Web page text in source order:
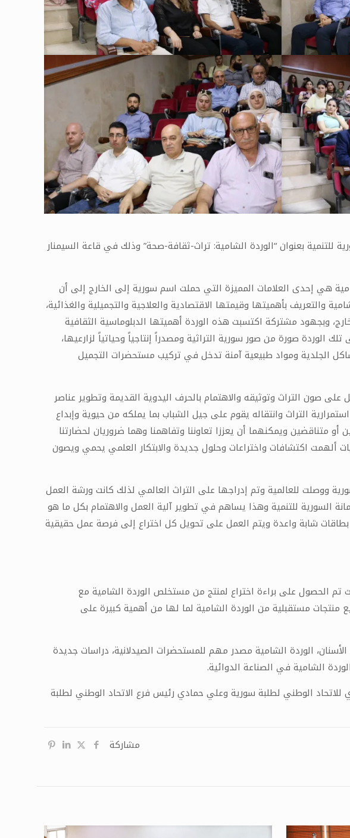
بعنوان “الوردة الشامية: تراث-ثقافة-صحة” وذلك في قاعة السيمنار
هي إحدى العلامات المميزة التي حملت اسم سورية إلى الخارج إلى أن
والتعريف بأهميتها وقيمتها الاقتصادية والعلاجية والتجميلية والغذائية،
وبجهود مشتركة اكتسبت هذه الوردة أهميتها الدبلوماسية الثقافية
صورة من صور سورية التراثية ومصدراً إنتاجياً وحياتياً لزارعيها،
الجلدية ومواد طبيعية آمنة تدخل في تركيب مستحضرات التجميل
على صون التراث وتوثيقه والاهتمام بالحرف اليدوية القديمة وتطوير عناصر
التراث وانتقاله يقوم على جيل الشباب بما يملكه من حيوية وإبداع
متناقضين ويمكنهما أن يعززا تعاوننا وتفاهمنا وهما ضروريان لحضارتنا
ألهمت اكتشافات واختراعات وحلول جديدة والابتكار العلمي يحمي ويصون
ووصلت للعالمية وتم إدراجها على التراث العالمي لذلك كانت ورشة العمل
السورية للتنمية وهذا يساهم في تطوير آلية العمل والاهتمام بكل ما هو
شابة واعدة ويتم العمل على تحويل كل اختراع إلى فرصة عمل حقيقية
تم الحصول على براءة اختراع لمنتج من مستخلص الوردة الشامية مع
منتجات مستقبلية من الوردة الشامية لما لها من أهمية كبيرة على
الوردة الشامية مصدر مهم للمستحضرات الصيدلانية، دراسات جديدة
الشامية في الصناعة الدوائية.
الوطني لطلبة سورية وعلي حمادي رئيس فرع الاتحاد الوطني لطلبة
مشاركة